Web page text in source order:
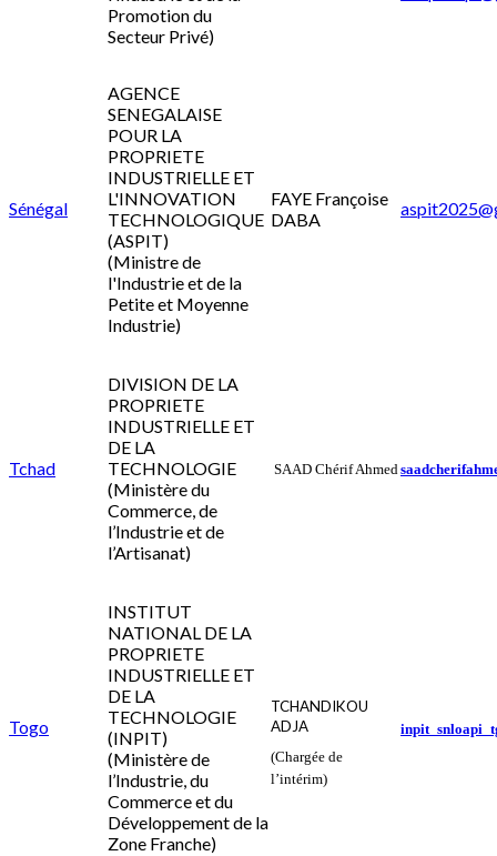
Promotion du
Secteur Privé)
Sénégal
AGENCE
SENEGALAISE
POUR LA
PROPRIETE
INDUSTRIELLE ET
L'INNOVATION
TECHNOLOGIQUE
(ASPIT)
(Ministre de
l'Industrie et de la
Petite et Moyenne
Industrie)
FAYE Françoise
DABA
Tchad
DIVISION DE LA
PROPRIETE
INDUSTRIELLE ET
DE LA
TECHNOLOGIE
(Ministère du
Commerce, de
l’Industrie et de
l’Artisanat)
SAAD Chérif Ahmed
Togo
INSTITUT
NATIONAL DE LA
PROPRIETE
INDUSTRIELLE ET
DE LA
TECHNOLOGIE
(INPIT)
(Ministère de
l’Industrie, du
Commerce et du
Développement de la
Zone Franche)
TCHANDIKOU
ADJA
(Chargée de
l’intérim)